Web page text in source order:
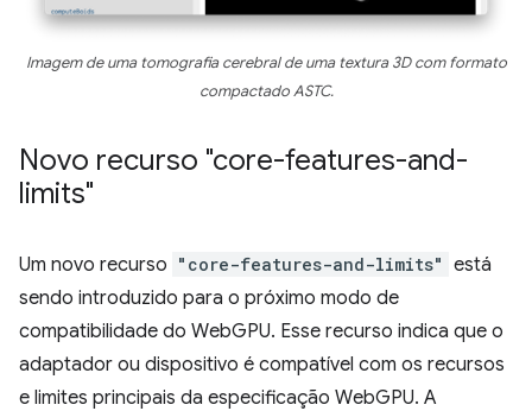
Imagem de uma tomografia cerebral de uma textura 3D com formato
compactado ASTC.
Novo recurso "core-features-and-
limits"
Um novo recurso "core-features-and-limits" está
sendo introduzido para o próximo modo de
compatibilidade do WebGPU. Esse recurso indica que o
adaptador ou dispositivo é compatível com os recursos
e limites principais da especificação WebGPU. A